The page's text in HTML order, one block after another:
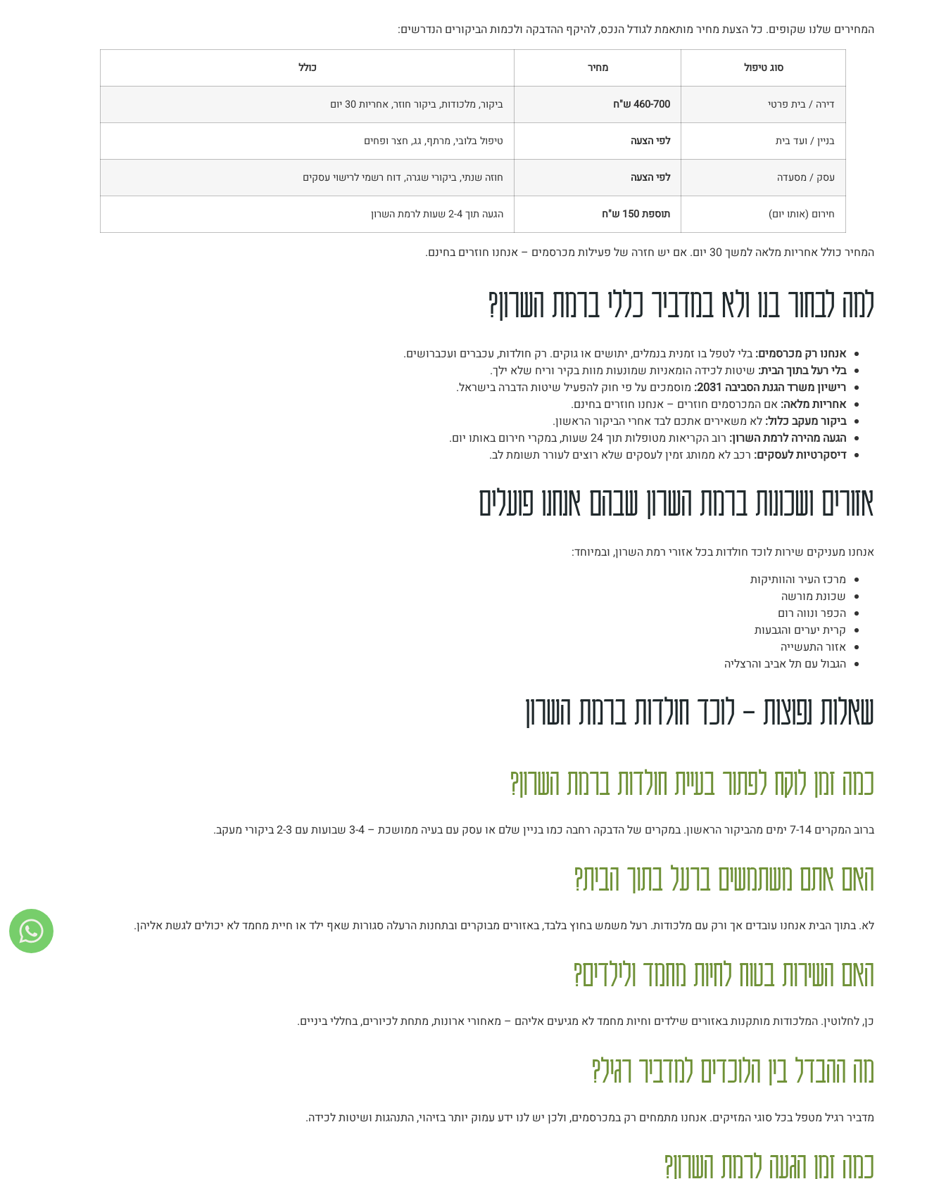
המחירים שלנו שקופים. כל הצעת מחיר מותאמת לגודל הנכס, להיקף ההדבקה ולכמות הביקורים הנדרשים:
סוג טיפול מחיר כולל
דירה / בית פרטי 460-700 ש"ח ביקור, מלכודות, ביקור חוזר, אחריות 30 יום
בניין / ועד בית לפי הצעה טיפול בלובי, מרתף, גג, חצר ופחים
עסק / מסעדה לפי הצעה חוזה שנתי, ביקורי שגרה, דוח רשמי לרישוי עסקים
חירום (אותו יום) תוספת 150 ש"ח הגעה תוך 2-4 שעות לרמת השרון
המחיר כולל אחריות מלאה למשך 30 יום. אם יש חזרה של פעילות מכרסמים – אנחנו חוזרים בחינם.
למה לבחור בנו ולא במדביר כללי ברמת השרון?
אנחנו רק מכרסמים: בלי לטפל בו זמנית בנמלים, יתושים או גוקים. רק חולדות, עכברים ועכברושים.
בלי רעל בתוך הבית: שיטות לכידה הומאניות שמונעות מוות בקיר וריח שלא ילך.
רישיון משרד הגנת הסביבה 2031:
מוסמכים על פי חוק להפעיל שיטות הדברה בישראל.
אחריות מלאה: אם המכרסמים חוזרים – אנחנו חוזרים בחינם.
ביקור מעקב כלול: לא משאירים אתכם לבד אחרי הביקור הראשון.
הגעה מהירה לרמת השרון: רוב הקריאות מטופלות תוך 24 שעות, במקרי חירום באותו יום.
דיסקרטיות לעסקים: רכב לא ממותג זמין לעסקים שלא רוצים לעורר תשומת לב.
אזורים ושכונות ברמת השרון שבהם אנחנו פועלים
אנחנו מעניקים שירות לוכד חולדות בכל אזורי רמת השרון, ובמיוחד:
מרכז העיר והוותיקות
שכונת מורשה
הכפר ונווה רום
קרית יערים והגבעות
אזור התעשייה
הגבול עם תל אביב והרצליה
שאלות נפוצות – לוכד חולדות ברמת השרון
כמה זמן לוקח לפתור בעיית חולדות ברמת השרון?
ברוב המקרים 7-14 ימים מהביקור הראשון. במקרים של הדבקה רחבה כמו בניין שלם או עסק עם בעיה ממושכת – 3-4 שבועות עם 2-3 ביקורי מעקב.
האם אתם משתמשים ברעל בתוך הבית?
לא. בתוך הבית אנחנו עובדים אך ורק עם מלכודות. רעל משמש בחוץ בלבד, באזורים מבוקרים ובתחנות הרעלה סגורות שאף ילד או חיית מחמד לא יכולים לגשת אליהן.
האם השירות בטוח לחיות מחמד ולילדים?
כן, לחלוטין. המלכודות מותקנות באזורים שילדים וחיות מחמד לא מגיעים אליהם – מאחורי ארונות, מתחת לכיורים, בחללי ביניים.
מה ההבדל בין הלוכדים למדביר רגיל?
מדביר רגיל מטפל בכל סוגי המזיקים. אנחנו מתמחים רק במכרסמים, ולכן יש לנו ידע עמוק יותר בזיהוי, התנהגות ושיטות לכידה.
כמה זמן הגעה לרמת השרון?